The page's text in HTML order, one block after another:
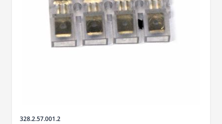
Sku
328.2.57.001.2